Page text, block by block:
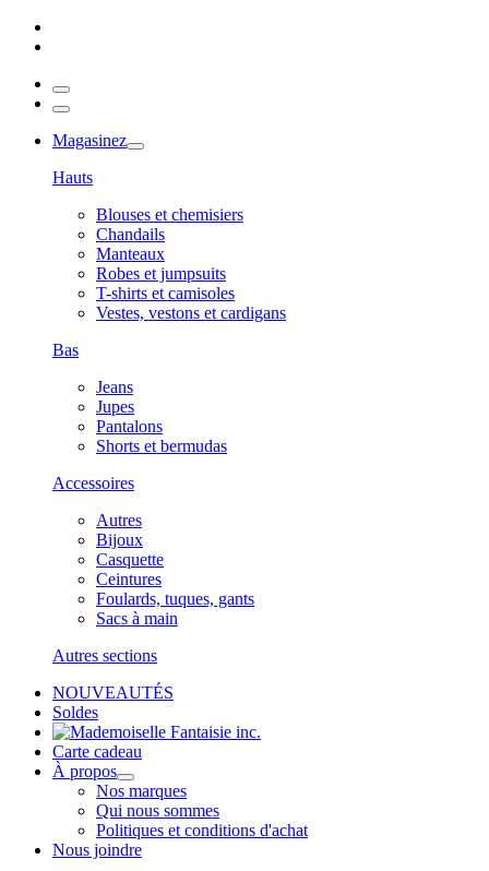
Magasinez
Hauts
Blouses et chemisiers
Chandails
Manteaux
Robes et jumpsuits
T-shirts et camisoles
Vestes, vestons et cardigans
Bas
Jeans
Jupes
Pantalons
Shorts et bermudas
Accessoires
Autres
Bijoux
Casquette
Ceintures
Foulards, tuques, gants
Sacs à main
Autres sections
NOUVEAUTÉS
Soldes
Carte cadeau
À propos
Nos marques
Qui nous sommes
Politiques et conditions d'achat
Nous joindre